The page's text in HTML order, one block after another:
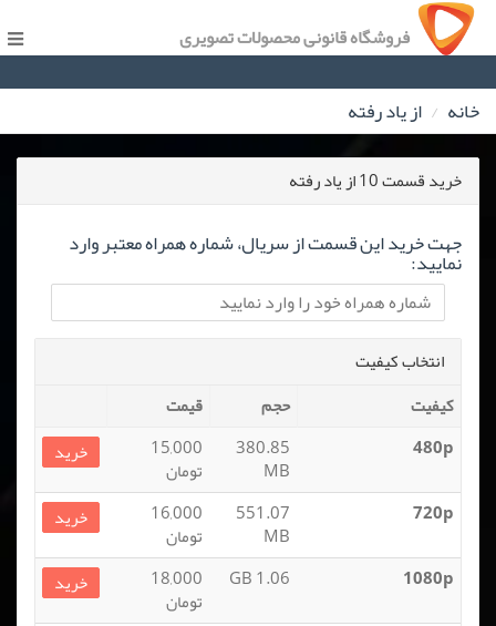
فروشگاه قانونی محصولات تصویری
خانه از یاد رفته
خرید قسمت 10 از یاد رفته
جهت خرید این قسمت از سریال، شماره همراه معتبر وارد
نمایید:
انتخاب کیفیت
کیفیت
حجم
قیمت
480p
380.85
MB
15,000
تومان
خرید
720p
551.07
MB
16,000
تومان
خرید
1080p
1.06 GB
18,000
تومان
خرید